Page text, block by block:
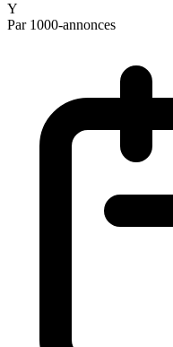
Y
Par 1000-annonces